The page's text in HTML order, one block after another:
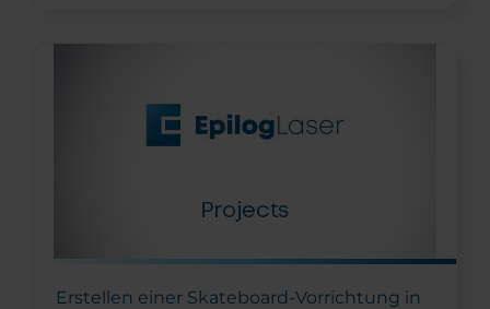
Erstellen einer Skateboard-Vorrichtung in